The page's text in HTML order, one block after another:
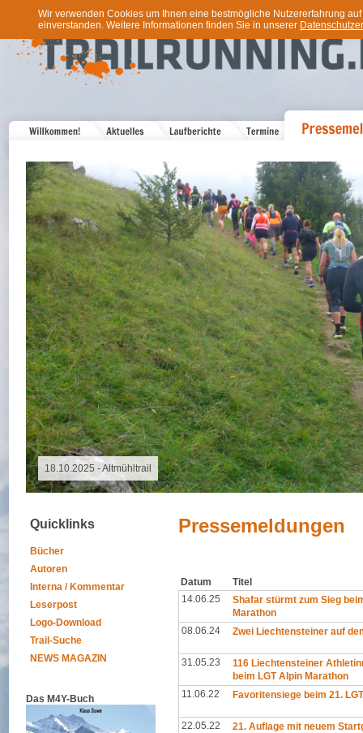
Wir verwenden Cookies um Ihnen eine bestmögliche Nutzererfahrung
einverstanden. Weitere Informationen finden Sie in unserer
08.08.2026 - Special Event
Quicklinks
Bücher
Autoren
Interna / Kommentar
Leserpost
Logo-Download
Trail-Suche
NEWS MAGAZIN
Das M4Y-Buch
Pressemeldungen
Datum
Titel
14.06.25
Shafar stürmt zum Sieg
Marathon
08.06.24
Zwei Liechtensteiner auf
31.05.23
116 Liechtensteiner
beim LGT Alpin Marathon
11.06.22
Favoritensiege beim 21.
22.05.22 21. Auflage mit neuem